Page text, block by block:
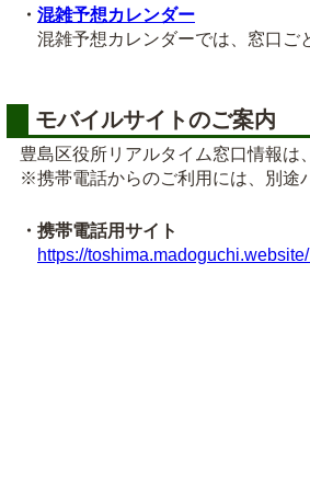
・ 混雑予想カレンダー
混雑予想カレンダーでは、窓口ご
モバイルサイトのご案内
豊島区役所リアルタイム窓口情報
※携帯電話からのご利用には、別途
・携帯電話用サイト
https://